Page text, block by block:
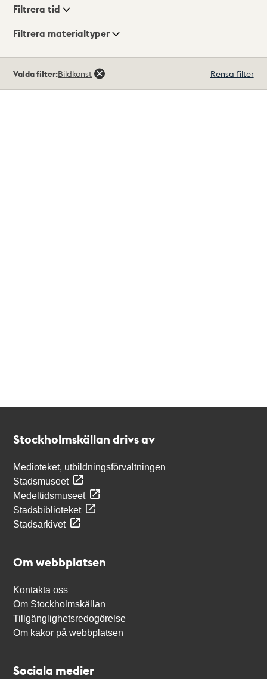
Visningsläge
Filtrera tid
Filtrera materialtyper
träffar
Valda filter:Bildkonst Rensa filter
Stockholmskällan drivs av
Medioteket, utbildningsförvaltningen
Stadsmuseet
Medeltidsmuseet
Stadsbiblioteket
Stadsarkivet
Om webbplatsen
Kontakta oss
Om Stockholmskällan
Tillgänglighetsredogörelse
Om kakor på webbplatsen
Sociala medier